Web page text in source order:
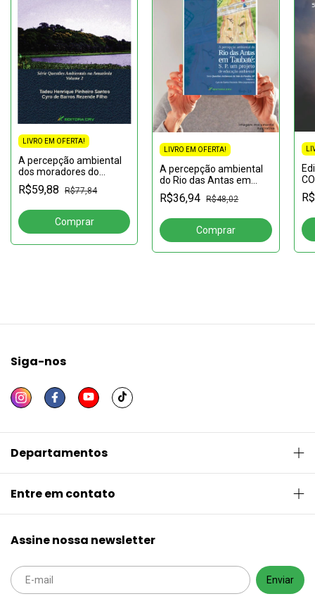
LIVRO EM OFERTA!
A percepção ambiental
dos moradores do
entorno do Parque
Estadual do Utinga
Pará
R$59,88 R$77,84
LIVRO EM OFERTA!
A percepção ambiental
do Rio das Antas em
Taubaté: S. P. Um projeto
de educação ambiental
R$36,94 R$48,02
Siga-nos
Departamentos
Entre em contato
Assine nossa newsletter